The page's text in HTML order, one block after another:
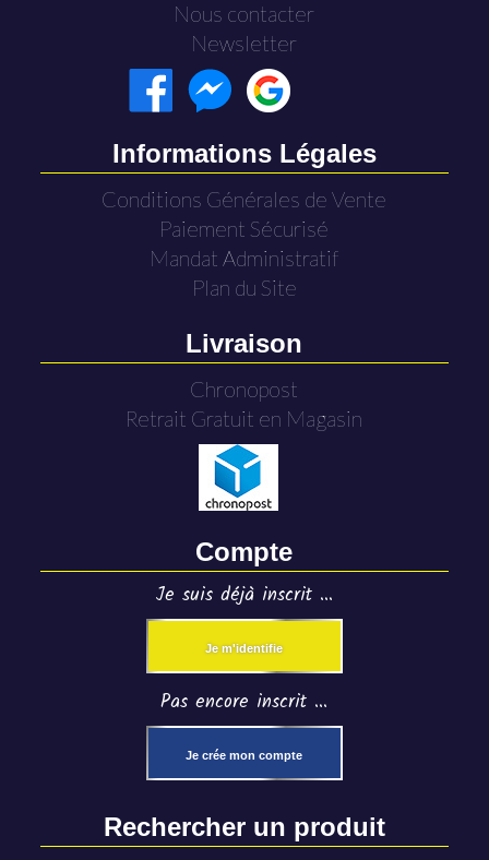
Nous contacter
Newsletter
Informations Légales
Conditions Générales de Vente
Paiement Sécurisé
Mandat Administratif
Plan du Site
Livraison
Chronopost
Retrait Gratuit en Magasin
Compte
Je suis déjà inscrit ...
Je m'identifie
Pas encore inscrit ...
Je crée mon compte
Rechercher un produit